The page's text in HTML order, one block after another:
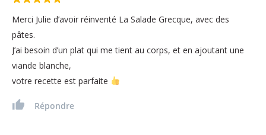
Merci Julie d’avoir réinventé La Salade Grecque, avec des
pâtes.
J’ai besoin d’un plat qui me tient au corps, et en ajoutant une
viande blanche,
votre recette est parfaite
Répondre